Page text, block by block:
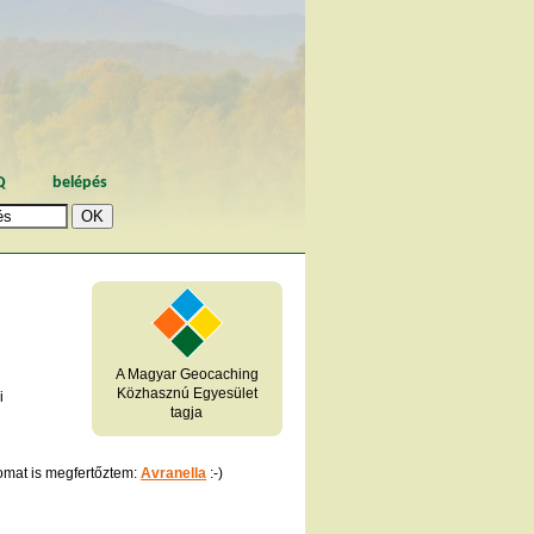
belépés
A Magyar Geocaching
Közhasznú Egyesület
tagja
is megfertőztem:Avranella :-)